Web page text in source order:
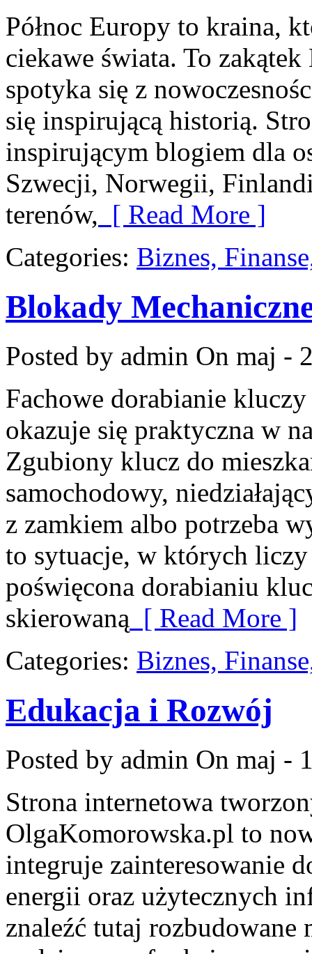
Północ Europy to kraina,
ciekawe świata. To
spotyka się z
się inspirującą historią.
inspirującym blogiem dla
Szwecji, Norwegii,
terenów, [ Read More ]
Categories: Biznes,
Blokady
Posted by admin On maj -
Fachowe dorabianie
okazuje się praktyczna w
Zgubiony klucz do
samochodowy,
z zamkiem albo potrzeba
to sytuacje, w których liczy
poświęcona dorabianiu
skierowaną [ Read More ]
Categories: Biznes,
Edukacja i Rozwój
Posted by admin On maj -
Strona internetowa
OlgaKomorowska.pl to
integruje zainteresowanie
energii oraz użytecznych
znaleźć tutaj rozbudowane